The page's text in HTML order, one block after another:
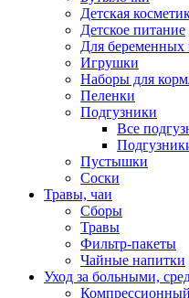
Детская
Детское питание
Для
Игрушки
Наборы для
Пеленки
Подгузники
Все
Пустышки
Соски
Травы, чаи
Сборы
Травы
Фильтр-пакеты
Чайные напитки
Уход за больными,